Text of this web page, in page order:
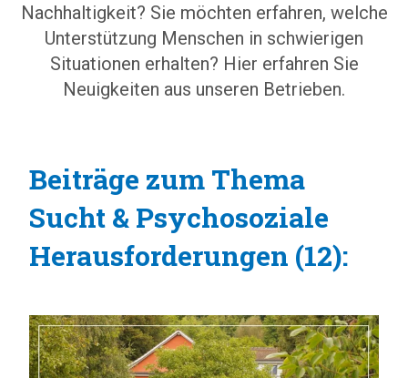
Nachhaltigkeit? Sie möchten erfahren, welche
Unterstützung Menschen in schwierigen
Situationen erhalten? Hier erfahren Sie
Neuigkeiten aus unseren Betrieben.
Beiträge zum Thema
Sucht & Psychosoziale
Herausforderungen (12):